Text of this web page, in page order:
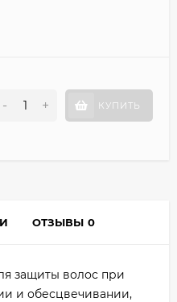
- + КУПИТЬ
ОТЗЫВЫ 0
защиты волос при
и обесцвечивании,